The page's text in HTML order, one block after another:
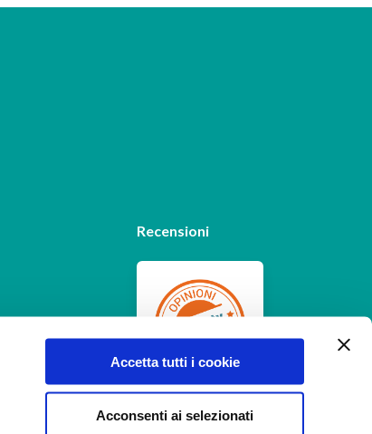
Accetta tutti i cookie
Acconsenti ai selezionati
Recensioni
Feedaty4.7/5
feedbacks